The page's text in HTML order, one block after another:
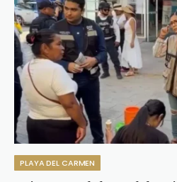
PLAYA DEL CARMEN